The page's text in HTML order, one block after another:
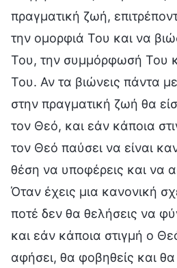
πραγματική ζωή,
την ομορφιά Του και να
Του, την συμμόρφωσή Του
Του. Αν τα βιώνεις πάντα
στην πραγματική ζωή θα
τον Θεό, και εάν κάποια
τον Θεό παύσει να είναι
θέση να υποφέρεις και να
Όταν έχεις μια κανονική
ποτέ δεν θα θελήσεις να
και εάν κάποια στιγμή ο
αφήσει, θα φοβηθείς και θα